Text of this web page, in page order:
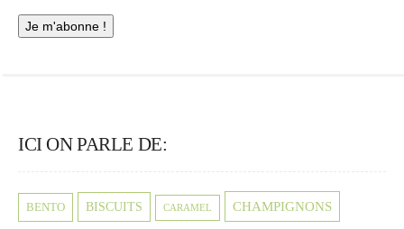
ICI ON PARLE DE:
BENTO BISCUITS CARAMEL CHAMPIGNONS